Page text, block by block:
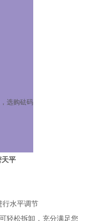
选购砝码
平
行水平调节
轻松拆卸，充分满足您